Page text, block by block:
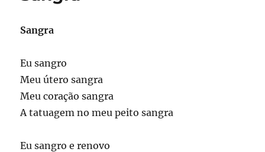
Sangra
Eu sangro
Meu útero sangra
Meu coração sangra
A tatuagem no meu peito sangra
Eu sangro e renovo